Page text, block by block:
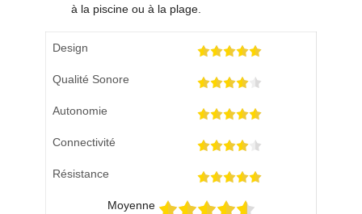
à la piscine ou à la plage.
Design
Qualité Sonore
Autonomie
Connectivité
Résistance
Moyenne